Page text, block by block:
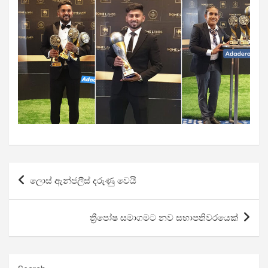
Post
navigation
ලොස් ඇන්ජලීස් දරුණු වෙයි
ත්‍රීපෝෂ සමාගමට නව සභාපතිවරයෙක්